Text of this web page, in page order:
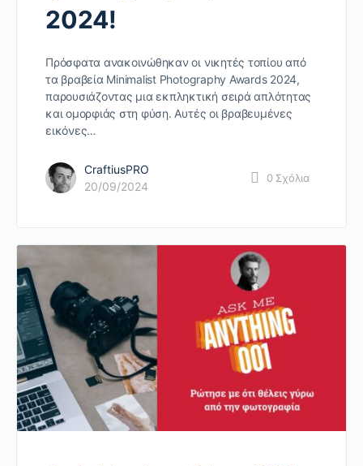
2024!
Πρόσφατα ανακοινώθηκαν οι νικητές τοπίου από
τα βραβεία Minimalist Photography Awards 2024,
παρουσιάζοντας μια εκπληκτική σειρά απλότητας
και ομορφιάς στη φύση. Αυτές οι βραβευμένες
εικόνες…
CraftiusPRO
20/09/2024
0 Σχόλια